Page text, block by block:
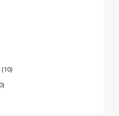
(10)